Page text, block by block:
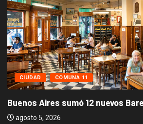
CIUDAD COMUNA 11
Buenos Aires sumó 12 nuevos
agosto 5, 2026